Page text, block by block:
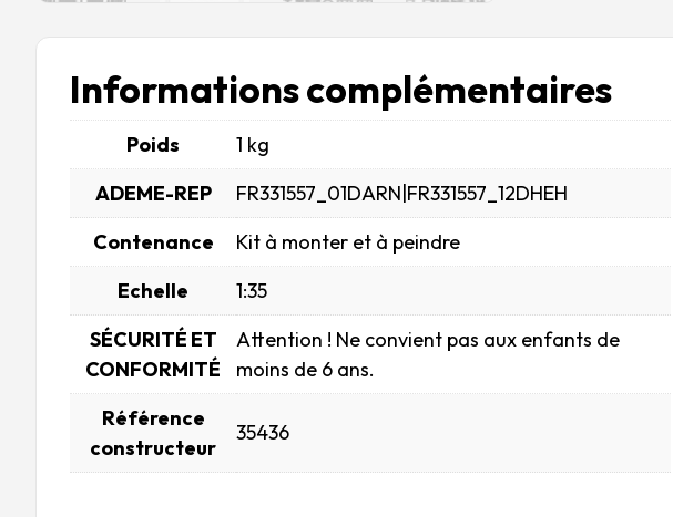
Informations complémentaires
Poids
1 kg
ADEME-REP
FR331557_01DARN|FR331557_12DHEH
Contenance
Kit à monter et à peindre
Echelle
1:35
SÉCURITÉ ET
CONFORMITÉ
Attention ! Ne convient pas aux enfants de
moins de 6 ans.
Référence
constructeur
35436